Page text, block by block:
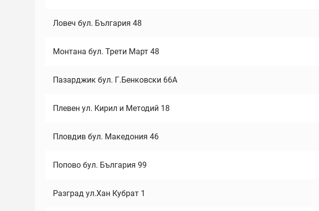
Ловеч бул. България 48
Монтана бул. Трети Март 48
Пазарджик бул. Г.Бенковски 66А
Плевен ул. Кирил и Методий 18
Пловдив бул. Македония 46
Попово бул. България 99
Разград ул.Хан Кубрат 1